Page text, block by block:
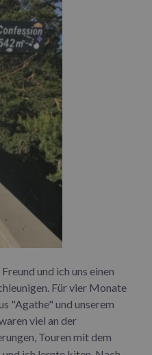
und ich uns einen
Für vier Monate
"Agathe" und unserem
viel an der
Touren mit dem